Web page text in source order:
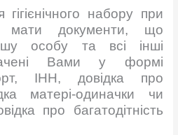
набору при
мати документи, що
особу та всі інші
Вами у формі
ІНН, довідка про
матері-одиначки чи
про багатодітність